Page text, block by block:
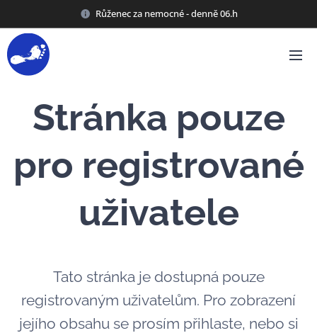
Růženec za nemocné - denně 06.h
Stránka pouze
pro registrované
uživatele
Tato stránka je dostupná pouze
registrovaným uživatelům. Pro zobrazení
jejího obsahu se prosím přihlaste, nebo si